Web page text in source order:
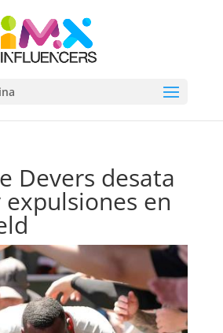
Devers desata
en